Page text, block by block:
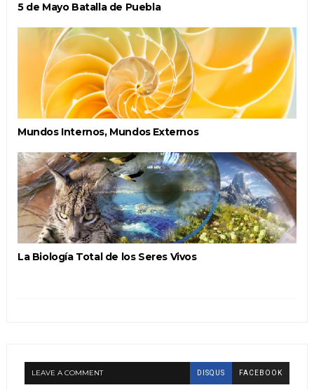
5 de Mayo Batalla de Puebla
Mundos Internos, Mundos Externos
La Biología Total de los Seres Vivos
LEAVE A COMMENT DISQUS FACEBOOK